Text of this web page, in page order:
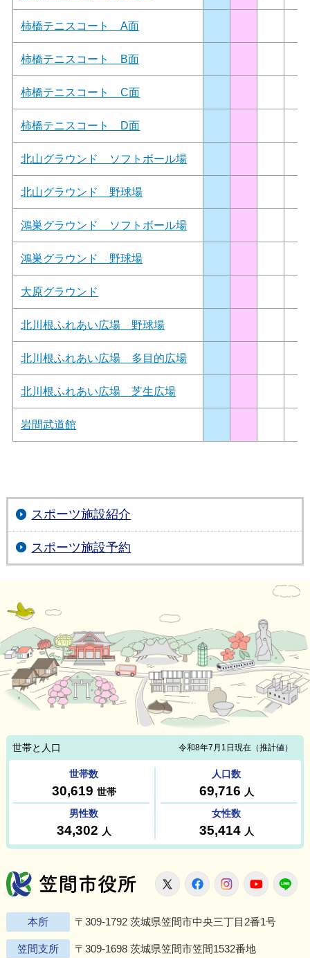
柿橋テニスコート A面
柿橋テニスコート B面
柿橋テニスコート C面
柿橋テニスコート D面
北山グラウンド ソフトボール場
北山グラウンド 野球場
鴻巣グラウンド ソフトボール場
鴻巣グラウンド 野球場
大原グラウンド
北川根ふれあい広場 野球場
北川根ふれあい広場 多目的広場
北川根ふれあい広場 芝生広場
岩間武道館
スポーツ施設紹介
スポーツ施設予約
笠間市役所
X FacebookInstagram
本所 〒309-1792 茨城県笠間市中央三丁目2番1号
笠間支所 〒309-1698 茨城県笠間市笠間1532番地